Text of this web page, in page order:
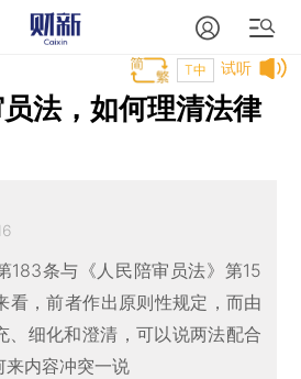
试听
T中
法，如何理清法律
183条与《人民陪审员法》第15
看，前者作出原则性规定，而由
、细化和澄清，可以说两法配合
来内容冲突一说